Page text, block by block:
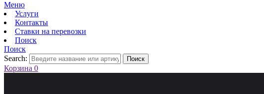
Меню
Услуги
Контакты
Ставки на перевозки
Поиск
Поиск
Search:
Поиск
Корзина 0